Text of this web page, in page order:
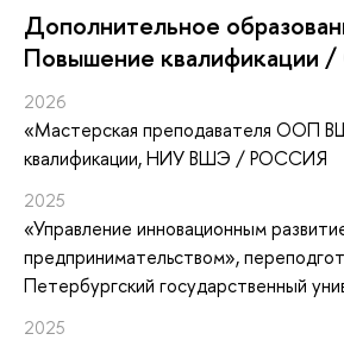
Дополнительное
Повышение квалификации
2026
«Мастерская преподавателя ООП
квалификации, НИУ ВШЭ / РОССИЯ
2025
«Управление инновационным
предпринимательством»,
Петербургский государственный
2025